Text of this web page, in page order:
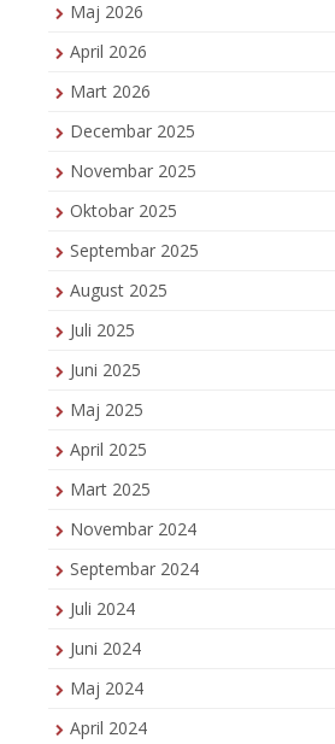
Maj 2026
April 2026
Mart 2026
Decembar 2025
Novembar 2025
Oktobar 2025
Septembar 2025
August 2025
Juli 2025
Juni 2025
Maj 2025
April 2025
Mart 2025
Novembar 2024
Septembar 2024
Juli 2024
Juni 2024
Maj 2024
April 2024